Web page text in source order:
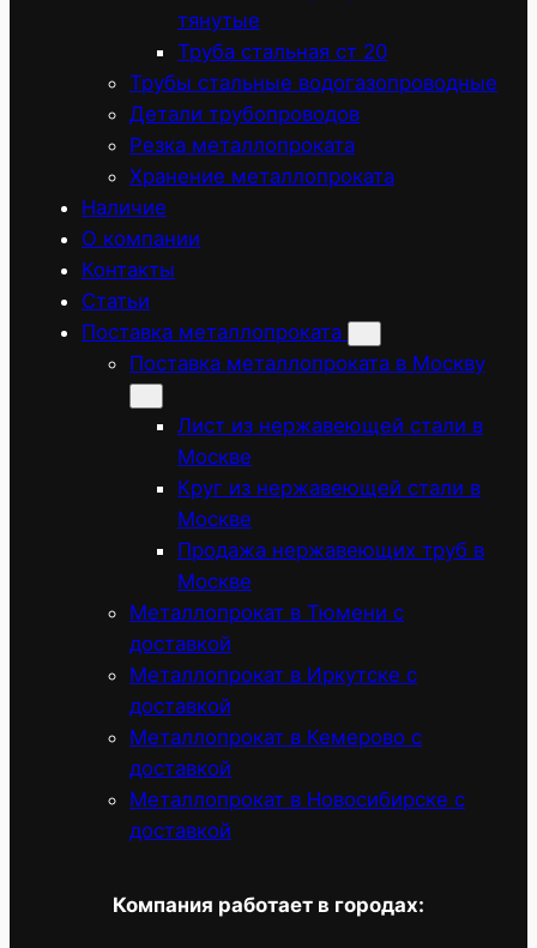
тянутые
Труба стальная ст 20
Трубы стальные водогазопроводные
Детали трубопроводов
Резка металлопроката
Хранение металлопроката
Наличие
О компании
Контакты
Статьи
Поставка металлопроката
Поставка металлопроката в Москву
Лист из нержавеющей стали в
Москве
Круг из нержавеющей стали в
Москве
Продажа нержавеющих труб в
Москве
Металлопрокат в Тюмени с
доставкой
Металлопрокат в Иркутске с
доставкой
Металлопрокат в Кемерово с
доставкой
Металлопрокат в Новосибирске с
доставкой
Компания работает в городах: